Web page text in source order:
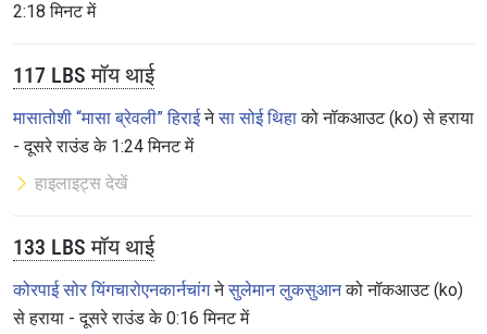
2:18 मिनट में
117 LBS मॉय थाई
मासातोशी “मासा ब्रेवली” हिराईनेसा सोई थिहाको नॉकआउट (ko) से हराया
- दूसरे राउंड के 1:24 मिनट में
हाइलाइट्स देखें
133 LBS मॉय थाई
कोरपाई सोर यिंगचारोएनकार्नचांगनेसुलेमान लुकसुआनको नॉकआउट (ko)
से हराया - दूसरे राउंड के 0:16 मिनट में